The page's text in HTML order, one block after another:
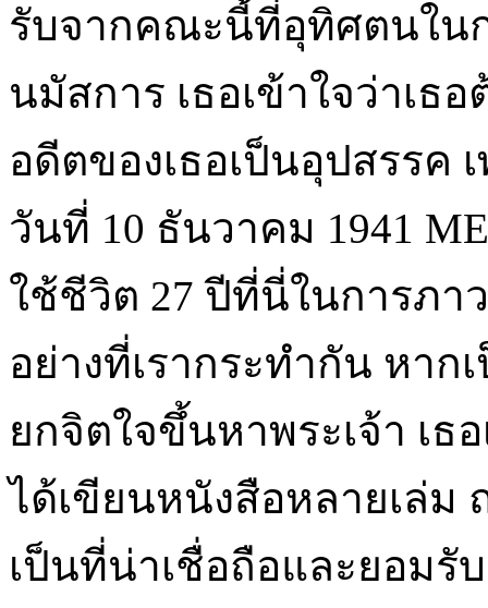
รับจากคณะนี้ที่อุทิศตนในก
นมัสการ เธอเข้าใจว่าเธ
อดีตของเธอเป็นอุปสรรค
วันที่ 10 ธันวาคม 1941
ใช้ชีวิต 27 ปีที่นี่ในการภา
อย่างที่เรากระทำกัน หาก
ยกจิตใจขึ้นหาพระเจ้า เธ
ได้เขียนหนังสือหลายเล่ม
เป็นที่น่าเชื่อถือและยอมรั